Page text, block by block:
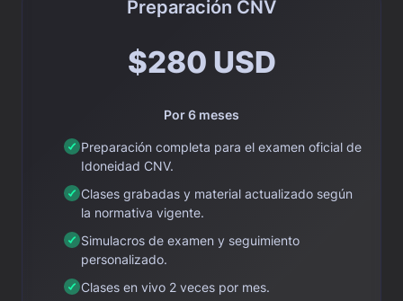
Preparación CNV
$280 USD
Por 6 meses
Preparación completa para el examen oficial de
Idoneidad CNV.
Clases grabadas y material actualizado según
la normativa vigente.
Simulacros de examen y seguimiento
personalizado.
Clases en vivo 2 veces por mes.